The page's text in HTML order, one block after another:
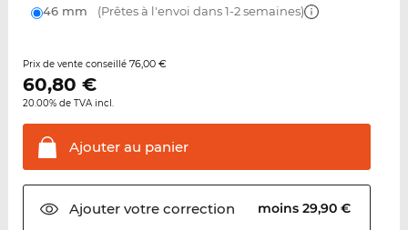
46 mm (Prêtes à l'envoi dans 1-2 semaines)
Prix de vente conseillé 76,00 €
60,80 €
20.00% de TVA incl.
Ajouter au panier
Ajouter votrecorrection moins 29,90 €